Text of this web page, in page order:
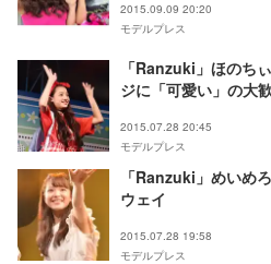
2015.09.09 20:20
モデルプレス
「Ranzuki」ほのち
ジに「可愛い」の大
2015.07.28 20:45
モデルプレス
「Ranzuki」めいめ
ウェイ
2015.07.28 19:58
モデルプレス